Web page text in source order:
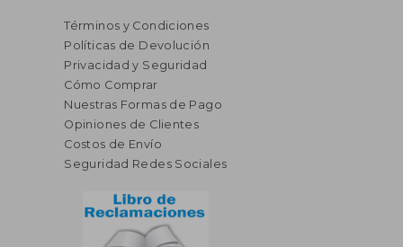
Términos y Condiciones
Políticas de Devolución
Privacidad y Seguridad
Cómo Comprar
Nuestras Formas de Pago
Opiniones de Clientes
Costos de Envío
Seguridad Redes Sociales